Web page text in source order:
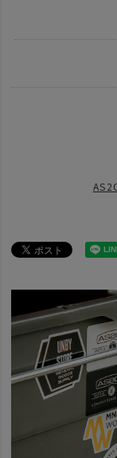
AS2OV ア
AS2OV ア
news ライフスタ
news AS2OV
news AS2OV Go
news ショルダーバ
AS2OVの
TRAVEL